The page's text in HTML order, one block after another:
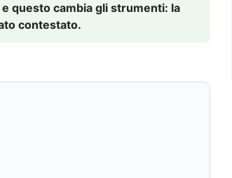
questo cambia gli strumenti: la
contestato.